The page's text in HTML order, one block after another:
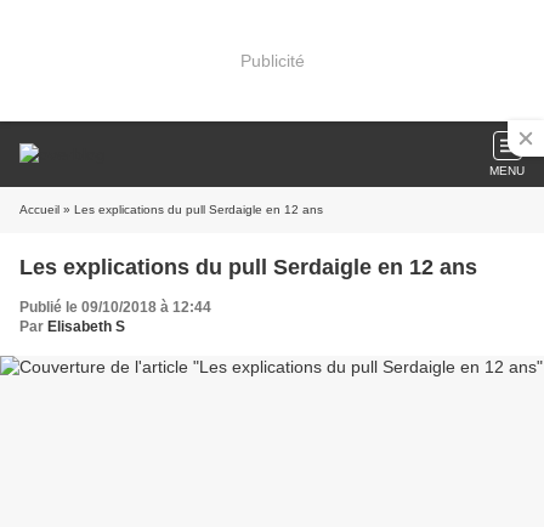
Publicité
MENU
Accueil » Les explications du pull Serdaigle en 12 ans
Les explications du pull Serdaigle en 12 ans
Publié le 09/10/2018 à 12:44
Par Elisabeth S